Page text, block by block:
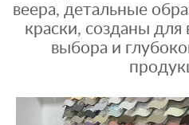
веера, детальные
краски, созданы для
выбора и